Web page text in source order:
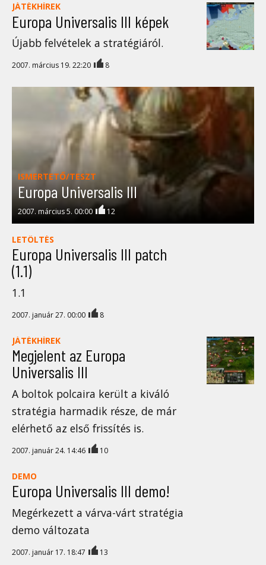
JÁTÉKHÍREK
Europa Universalis III képek
Újabb felvételek a stratégiáról.
2007. március 19. 22:20 8
ISMERTETŐ/TESZT
Europa Universalis III
2007. március 5. 00:00 12
LETÖLTÉS
Europa Universalis III patch
(1.1)
1.1
2007. január 27. 00:00 8
JÁTÉKHÍREK
Megjelent az Europa
Universalis III
A boltok polcaira került a kiváló
stratégia harmadik része, de már
elérhető az első frissítés is.
2007. január 24. 14:46 10
DEMO
Europa Universalis III demo!
Megérkezett a várva-várt stratégia
demo változata
2007. január 17. 18:47 13